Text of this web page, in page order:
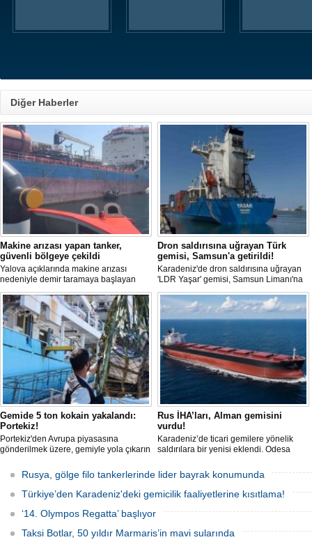
Diğer Haberler
Makine arızası yapan tanker,
güvenli bölgeye çekildi
Yalova açıklarında makine arızası
nedeniyle demir taramaya başlayan
tanker, römorkör eşliğinde güvenli
şekilde demirleme sahasına alındı.
Dron saldırısına uğrayan Türk
gemisi, Samsun'a getirildi!
Karadeniz'de dron saldırısına uğrayan
'LDR Yaşar' gemisi, Samsun Limanı'na
güvenli bir şekilde ulaştı. Saldırıda can
kaybı yaşanmadı, ancak büyük çapta
maddi hasar oluştu.
Gemide 5 ton kokain yakalandı:
Portekiz!
Portekiz'den Avrupa piyasasına
gönderilmek üzere, gemiyle yola çıkarın
hava ve deniz kuvvetlerinin
operasyonuyla durduruldu. Operasyon
kapsamında, gemideki iki yabancı
uyruklu kişi bir gemi mürettebatı
gözaltına alındı.
Rus İHA’ları, Alman gemisini
vurdu!
Karadeniz’de ticari gemilere yönelik
saldırılara bir yenisi eklendi. Odesa
aldığı Alman işletmesindeki Emil
gemisinde yangın çıktı; teknik sistemler
durunca mürettebat tahliye edildi.
Rusya, gölge filo tankerlerinde lider bayrak konumunda
Türkiye’den Karadeniz'deki gemicilik faaliyetlerine kısıtlama!
‘14. Olympos Regatta’ başlıyor
Taksi Botlar, 50 yıldır Marmaris’in mavi sularında